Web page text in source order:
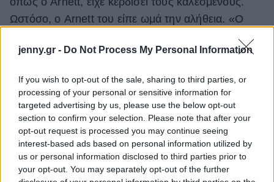
jenny.gr - Do Not Process My Personal Information
If you wish to opt-out of the sale, sharing to third parties, or
processing of your personal or sensitive information for
targeted advertising by us, please use the below opt-out
section to confirm your selection. Please note that after your
opt-out request is processed you may continue seeing
interest-based ads based on personal information utilized by
us or personal information disclosed to third parties prior to
your opt-out. You may separately opt-out of the further
Ωστόσο, ο Arnett του είπε ωμά την αλήθεια. «Ο
μ@λ@κ@ς, φίλε. Ήσουν πραγματικά
Το ταρακούνημα αυτό από τον Arnett μαζί με την
παρατήρησή του ότι ο Cooper δεν είχε βγάλει
ακόμη έξω τον σκύλο του ενώ ήταν ήδη 4:00 το
απόγευμα, ήταν εκείνα που ουσιαστικά τον έκαναν
να δει κατάματα το πρόβλημα και να το